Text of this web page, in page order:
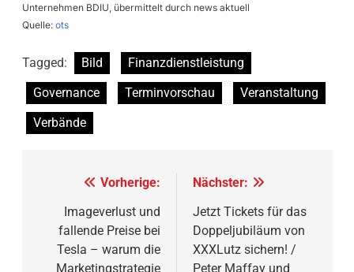
Unternehmen BDIU, übermittelt durch news aktuell
Quelle: ots
Tagged: Bild
Finanzdienstleistung
Governance
Terminvorschau
Veranstaltung
Verbände
Beitragsnavigation
Vorherige:
Imageverlust und
fallende Preise bei
Tesla – warum die
Marketingstrategie
Nächster:
Jetzt Tickets für das
Doppeljubiläum von
XXXLutz sichern! /
Peter Maffay und